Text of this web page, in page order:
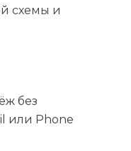
схемы и
без
или Phone